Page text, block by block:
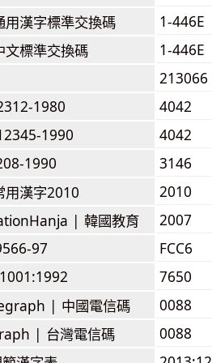
用漢字標準交換碼
1-446E
文標準交換碼
1-446E
213066
1980
4042
1990
4042
1990
3146
用漢字2010
2010
| 韓國教育
2007
97
FCC6
7650
| 中國電信碼
0088
| 台灣電信碼
0088